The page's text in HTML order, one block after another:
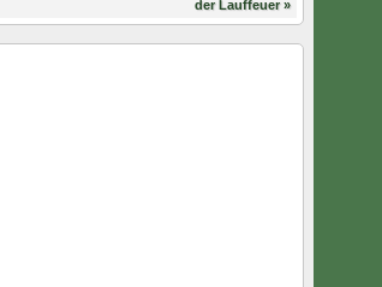
der Lauffeuer »